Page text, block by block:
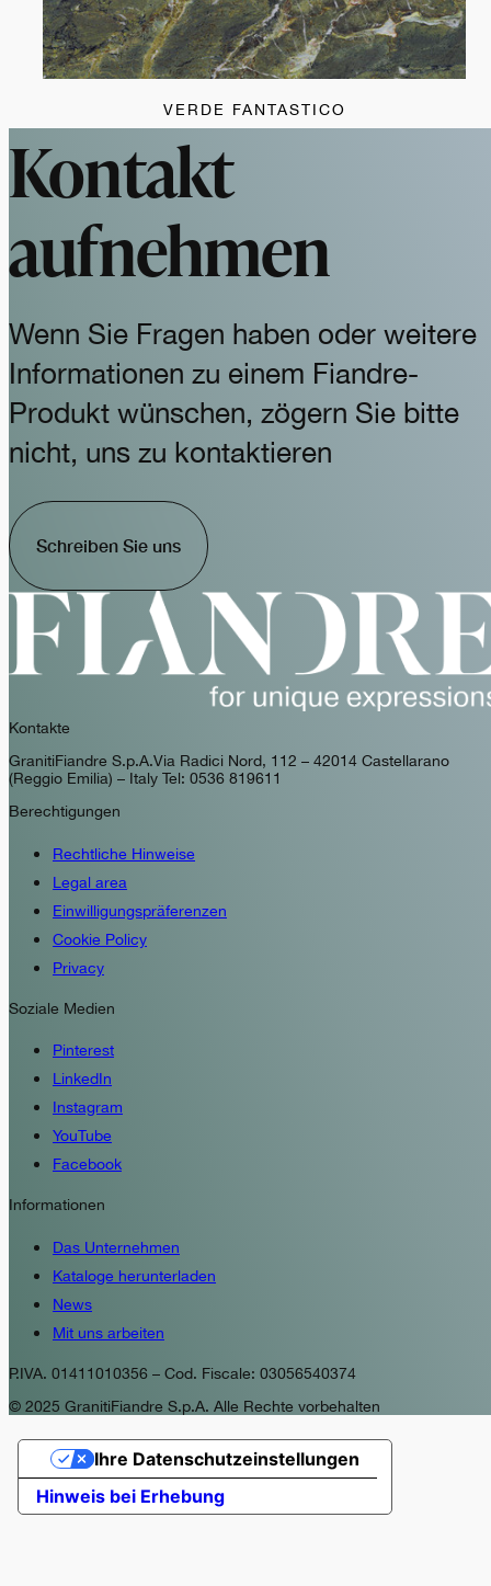
VERDE FANTASTICO
Kontakt
aufnehmen
Wenn Sie Fragen haben oder weitere
Informationen zu einem Fiandre-
Produkt wünschen, zögern Sie bitte
nicht, uns zu kontaktieren
Schreiben Sie uns
Kontakte
GranitiFiandre S.p.A. Via Radici Nord, 112 – 42014 Castellarano
(Reggio Emilia) – Italy Tel: 0536 819611
Berechtigungen
Rechtliche Hinweise
Legal area
Einwilligungspräferenzen
Cookie Policy
Privacy
Soziale Medien
Pinterest
LinkedIn
Instagram
YouTube
Facebook
Informationen
Das Unternehmen
Kataloge herunterladen
News
Mit uns arbeiten
P.IVA. 01411010356 – Cod. Fiscale: 03056540374
© 2025 GranitiFiandre S.p.A. Alle Rechte vorbehalten
Hinweis bei Erhebung
Ihre Datenschutzeinstellungen